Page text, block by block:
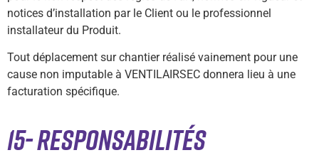
notices d’installation par le Client ou le professionnel
installateur du Produit.
Tout déplacement sur chantier réalisé vainement pour une
cause non imputable à VENTILAIRSEC donnera lieu à une
facturation spécifique.
15- RESPONSABILITÉS